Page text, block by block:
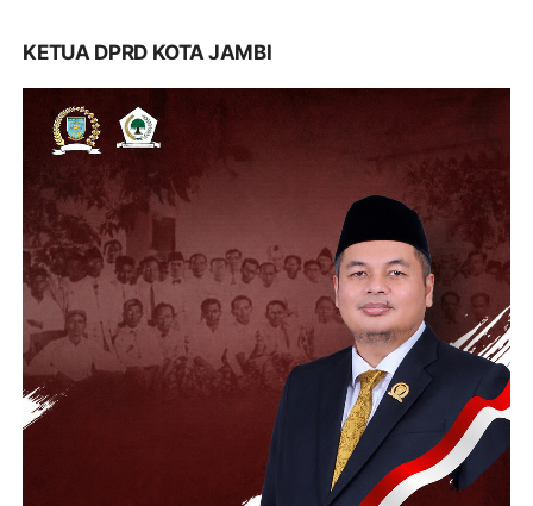
KETUA DPRD KOTA JAMBI